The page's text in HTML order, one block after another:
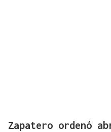
Zapatero ordenó